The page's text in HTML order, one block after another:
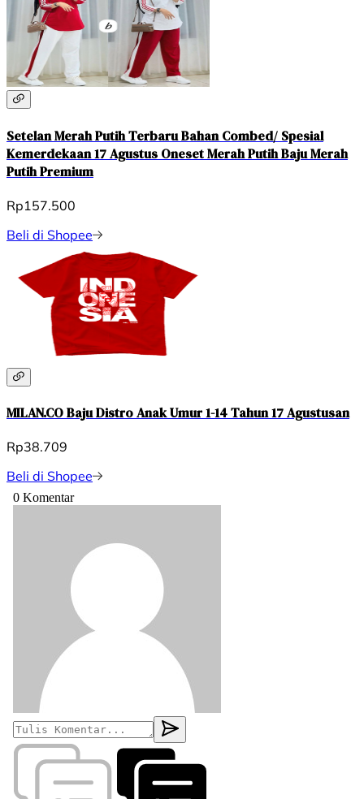
Setelan Merah Putih Terbaru Bahan Combed/ Spesial
Kemerdekaan 17 Agustus Oneset Merah Putih Baju Merah
Putih Premium
Rp157.500
Beli di Shopee
MILAN.CO Baju Distro Anak Umur 1-14 Tahun 17 Agustusan
Rp38.709
Beli di Shopee